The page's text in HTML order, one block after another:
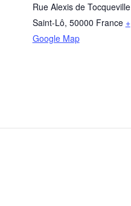
Rue Alexis de Tocqueville
Saint-Lô, 50000 France +
Google Map